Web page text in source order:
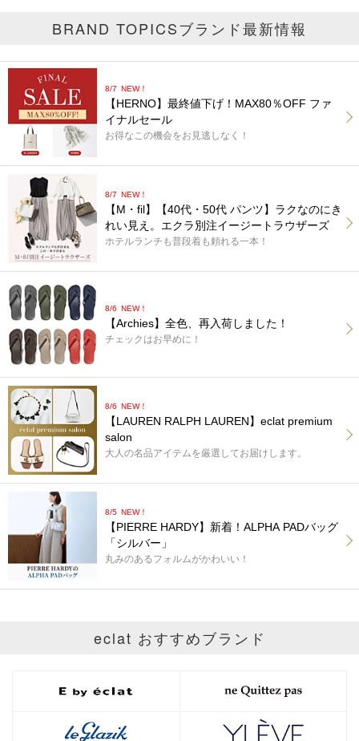
BRAND TOPICSブランド最新情報
8/7 NEW！
【HERNO】最終値下げ！MAX80％OFF ファ
イナルセール
お得なこの機会をお見逃しなく！
8/7 NEW！
【M・fil】【40代・50代 パンツ】ラクなのにき
れい見え。エクラ別注イージートラウザーズ
ホテルランチも普段着も頼れる一本！
8/6 NEW！
【Archies】全色、再入荷しました！
チェックはお早めに！
8/6 NEW！
【LAUREN RALPH LAUREN】eclat premium
salon
大人の名品アイテムを厳選してお届けします。
8/5 NEW！
【PIERRE HARDY】新着！ALPHA PADバッグ
「シルバー」
丸みのあるフォルムがかわいい！
eclat おすすめブランド